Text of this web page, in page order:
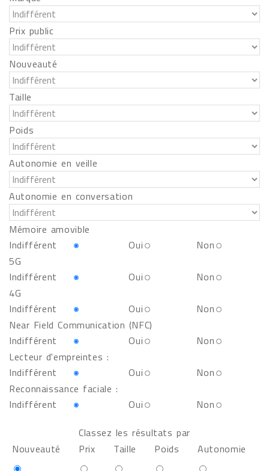
Prix public
Nouveauté
Taille
Poids
Autonomie en veille
Autonomie en conversation
Mémoire amovible
Indifférent
Oui
Non
5G
Indifférent
Oui
Non
4G
Indifférent
Oui
Non
Near Field Communication (NFC)
Indifférent
Oui
Non
Lecteur d'empreintes :
Indifférent
Oui
Non
Reconnaissance faciale :
Indifférent
Oui
Non
Classez les résultats par
Nouveauté
Prix Taille Poids Autonomie